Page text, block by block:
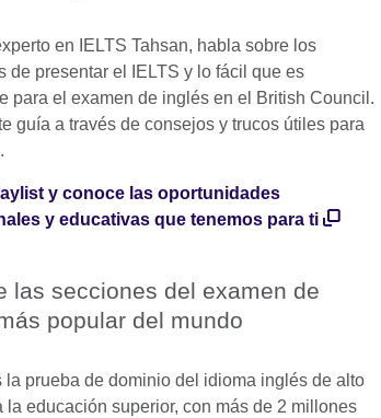
en IELTS Tahsan, habla sobre los
de presentar el IELTS y lo fácil que es
para el examen de inglés en el British Council.
guía a través de consejos y trucos útiles para
y conoce las oportunidades
y educativas que tenemos para ti
las secciones del examen de
popular del mundo
la prueba de dominio del idioma inglés de alto
la educación superior, con más de 2 millones